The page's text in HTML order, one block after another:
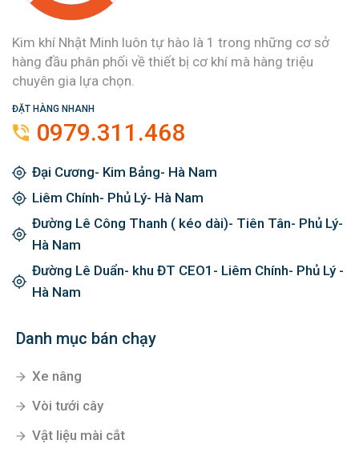
Kim khí Nhật Minh luôn tự hào là 1 trong những cơ sở
hàng đầu phân phối về thiết bị cơ khí mà hàng triệu
chuyên gia lựa chọn.
ĐẶT HÀNG NHANH
0979.311.468
Đại Cương- Kim Bảng- Hà Nam
Liêm Chính- Phủ Lý- Hà Nam
Đường Lê Công Thanh ( kéo dài)- Tiên Tân- Phủ Lý-
Hà Nam
Đường Lê Duẩn- khu ĐT CEO1- Liêm Chính- Phủ Lý -
Hà Nam
Danh mục bán chạy
Xe nâng
Vòi tưới cây
Vật liệu mài cắt